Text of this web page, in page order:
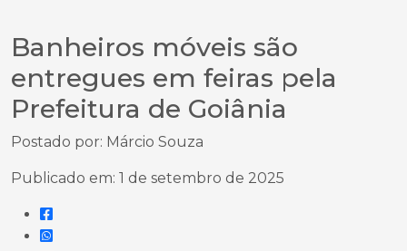
Banheiros móveis são
entregues em feiras pela
Prefeitura de Goiânia
Postado por: Márcio Souza
Publicado em: 1 de setembro de 2025